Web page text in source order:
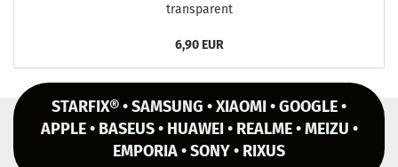
trans­pa­rent
6,90 EUR
STARFIX® • SAMSUNG • XIAOMI • GOOGLE •
APPLE • BASEUS • HUAWEI • REALME • MEIZU •
EMPORIA • SONY • RIXUS